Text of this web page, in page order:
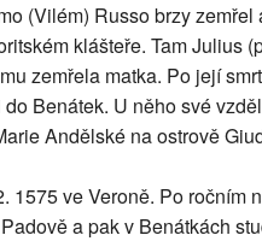
(Vilém) Russo brzy
klášteře. Tam Julius
zemřela matka. Po její
Benátek. U něho své
Andělské na ostrově
1575 ve Veroně. Po ročním
a pak v Benátkách